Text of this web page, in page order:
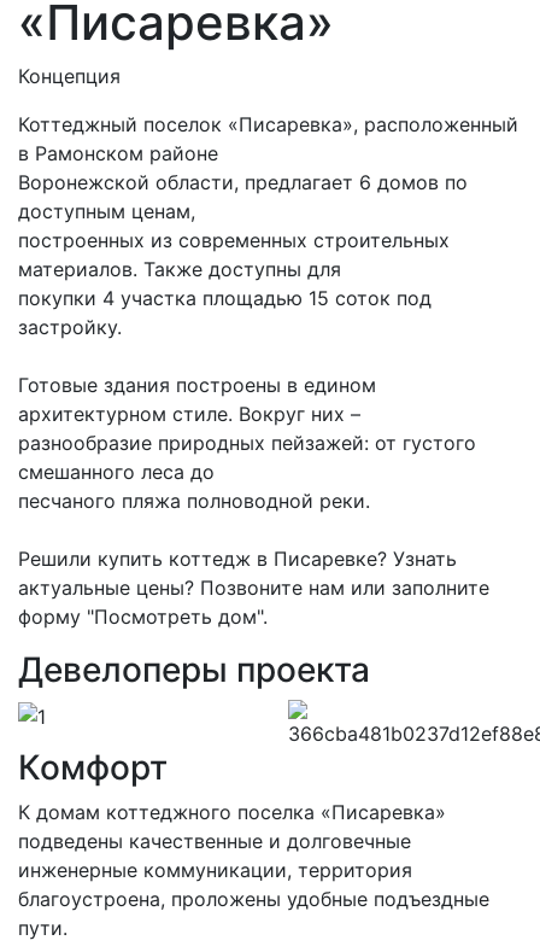
«Писаревка»
Концепция
Коттеджный поселок «Писаревка», расположенный
в Рамонском районе
Воронежской области, предлагает 6 домов по
доступным ценам,
построенных из современных строительных
материалов. Также доступны для
покупки 4 участка площадью 15 соток под
застройку.
Готовые здания построены в едином
архитектурном стиле. Вокруг них –
разнообразие природных пейзажей: от густого
смешанного леса до
песчаного пляжа полноводной реки.
Решили купить коттедж в Писаревке? Узнать
актуальные цены? Позвоните нам или заполните
форму "Посмотреть дом".
Девелоперы проекта
Комфорт
К домам коттеджного поселка «Писаревка»
подведены качественные и долговечные
инженерные коммуникации, территория
благоустроена, проложены удобные подъездные
пути.